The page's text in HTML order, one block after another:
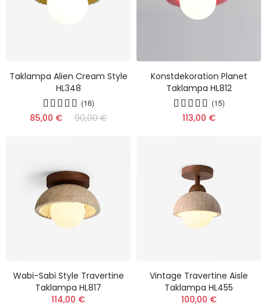
Taklampa Alien Cream Style
HL348
(16)
85,00 € 90,00 €
Konstdekoration Planet
Taklampa HL812
(15)
113,00 €
Wabi-Sabi Style Travertine
Taklampa HL817
114,00 €
Vintage Travertine Aisle
Taklampa HL455
100,00 €